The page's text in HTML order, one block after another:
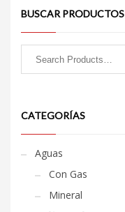
BUSCAR PRODUCTOS
CATEGORÍAS
Aguas
Con Gas
Mineral